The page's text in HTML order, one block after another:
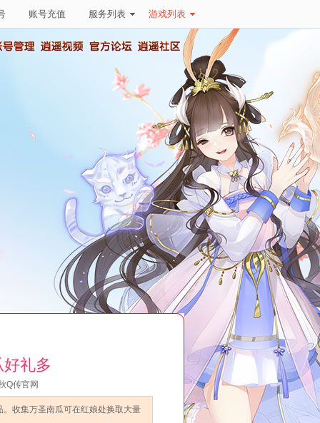
账号充值 服务列表 游戏列表
礼多
Q传官网
收集万圣南瓜可在红娘处换取大量